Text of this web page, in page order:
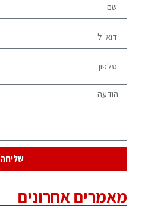
שליחה
מאמרים אחרונים